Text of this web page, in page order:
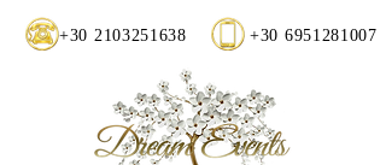
+30 2103251638 +30 6951281007